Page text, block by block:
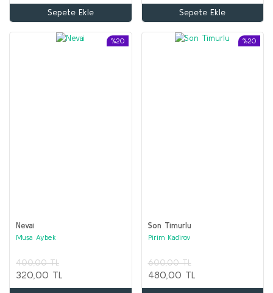
Sepete Ekle Sepete Ekle
%20
Nevai
Musa Aybek
400,00 TL
320,00 TL
%20
Son Timurlu
Pirim Kadirov
600,00 TL
480,00 TL